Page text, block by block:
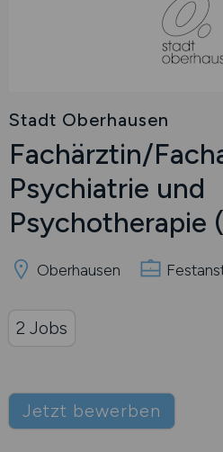
Stadt Oberhausen
Fachärztin/
Psychiatrie und
Psychotherapie
Oberhausen
Jetzt bewerben
2 Jobs